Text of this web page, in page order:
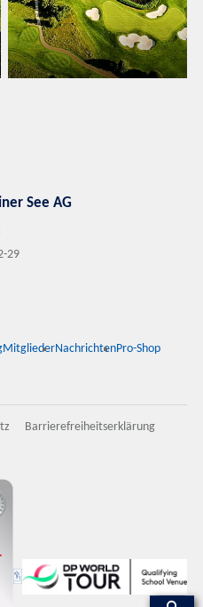
See AG
29
MitgliederNachrichtenPro-Shop
Barrierefreiheitserklärung